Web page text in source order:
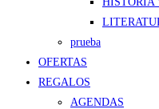
prueba
OFERTAS
REGALOS
AGENDAS